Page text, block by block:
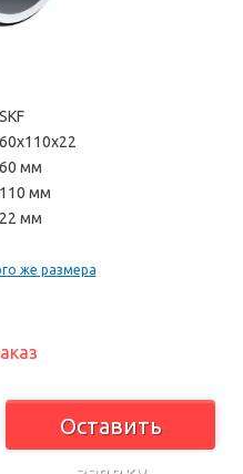
Оставить
SKF
60х110х22
60 мм
110 мм
22 мм
же размера